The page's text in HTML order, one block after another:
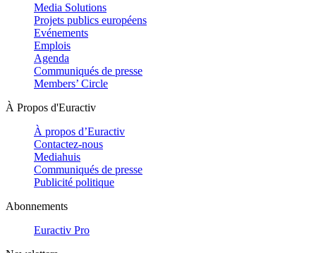
Media Solutions
Projets publics européens
Evénements
Emplois
Agenda
Communiqués de presse
Members’ Circle
À Propos d'Euractiv
À propos d’Euractiv
Contactez-nous
Mediahuis
Communiqués de presse
Publicité politique
Abonnements
Euractiv Pro